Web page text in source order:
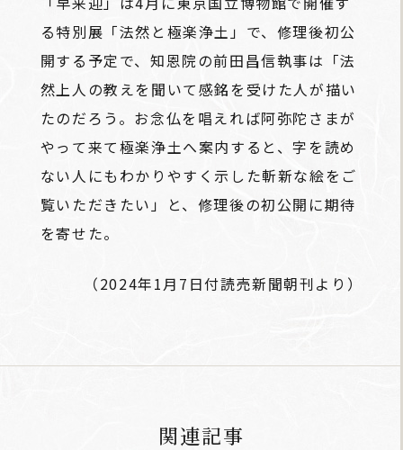
る特別展「法然と極楽浄土」で、修理後初公
開する予定で、知恩院の前田昌信執事は「法
然上人の教えを聞いて感銘を受けた人が描い
たのだろう。お念仏を唱えれば阿弥陀さまが
やって来て極楽浄土へ案内すると、字を読め
ない人にもわかりやすく示した斬新な絵をご
覧いただきたい」と、修理後の初公開に期待
を寄せた。
（2024年1月7日付読売新聞朝刊より）
関連記事